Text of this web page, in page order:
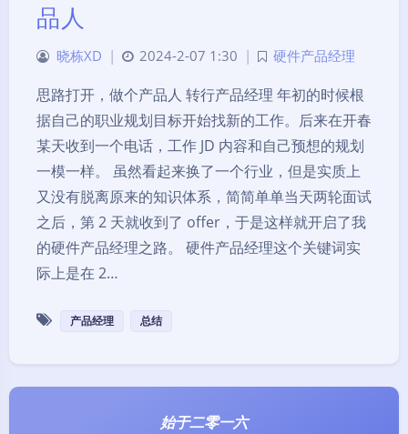
品人
晓栋XD | 2024-2-07 1:30 | 硬件产品经理
思路打开，做个产品人 转行产品经理 年初的时候根
据自己的职业规划目标开始找新的工作。后来在开春
某天收到一个电话，工作 JD 内容和自己预想的规划
一模一样。 虽然看起来换了一个行业，但是实质上
又没有脱离原来的知识体系，简简单单当天两轮面试
之后，第 2 天就收到了 offer，于是这样就开启了我
的硬件产品经理之路。 硬件产品经理这个关键词实
际上是在 2…
产品经理 总结
始于二零一六